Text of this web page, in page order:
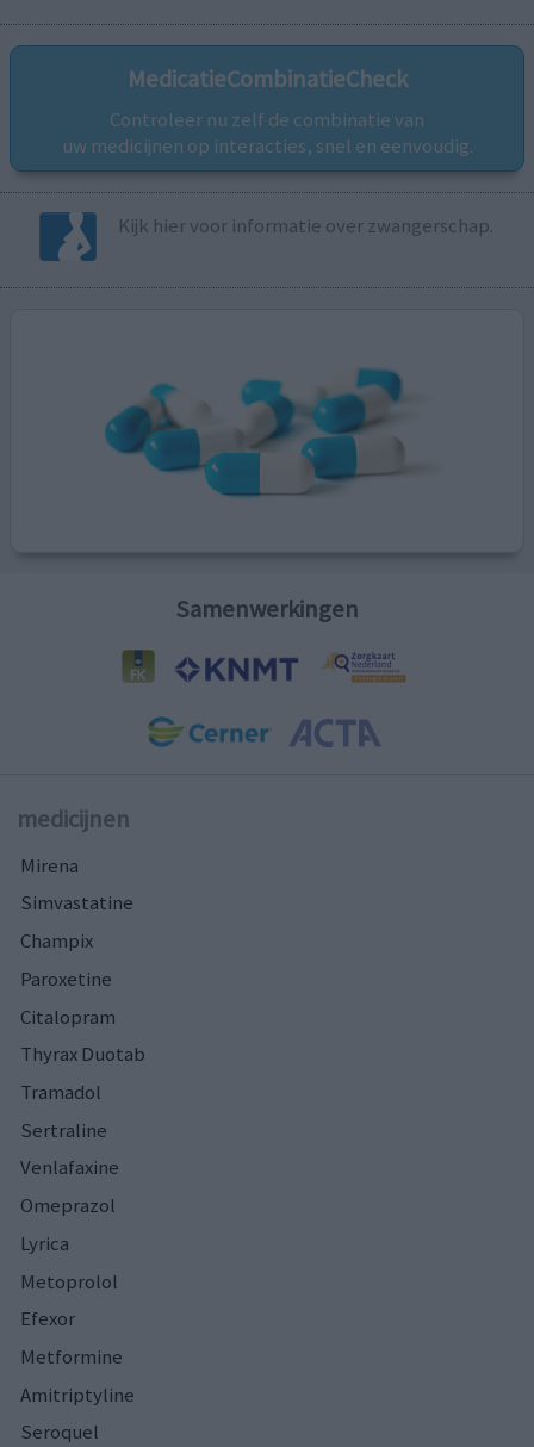
MedicatieCombinatieCheck
Controleer nu zelf de combinatie van
uw medicijnen op interacties, snel en eenvoudig.
Kijk hier voor informatie over zwangerschap.
Samenwerkingen
medicijnen
Mirena
Simvastatine
Champix
Paroxetine
Citalopram
Thyrax Duotab
Tramadol
Sertraline
Venlafaxine
Omeprazol
Lyrica
Metoprolol
Efexor
Metformine
Amitriptyline
Seroquel